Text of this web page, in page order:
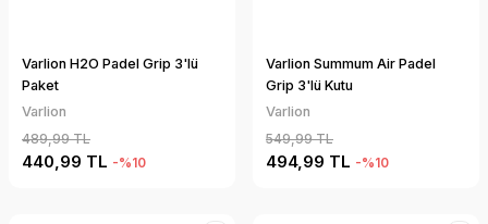
Varlion H2O Padel Grip 3'lü
Paket
Varlion
489,99 TL
440,99 TL -%10
Varlion Summum Air Padel
Grip 3'lü Kutu
Varlion
549,99 TL
494,99 TL -%10